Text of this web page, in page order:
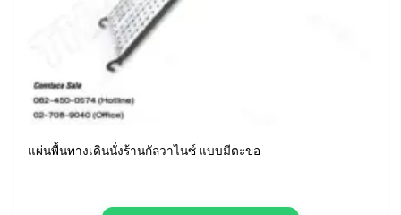
แผ่นพื้นทางเดินนั่งร้านกัลวาไนซ์ แบบมีตะขอ